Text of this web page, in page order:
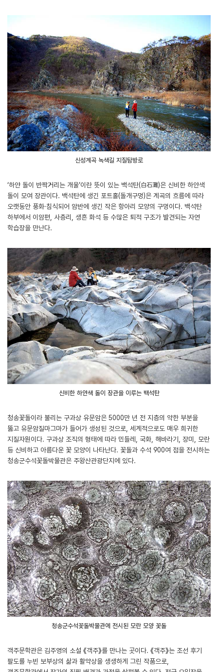
신성계곡 녹색길 지질탐방로
‘하얀 돌이 반짝거리는 개울’이란 뜻이 있는 백석탄(白石灘)은 신비한 하얀색
돌이 모여 장관이다. 백석탄에 생긴 포트홀(돌개구멍)은 계곡의 흐름에 따라
오랫동안 풍화·침식되어 암반에 생긴 작은 항아리 모양의 구멍이다. 백석탄
하부에서 이암편, 사층리, 생흔 화석 등 수많은 퇴적 구조가 발견되는 자연
학습장을 만난다.
신비한 하얀색 돌이 장관을 이루는 백석탄
청송꽃돌이라 불리는 구과상 유문암은 5000만 년 전 지층의 약한 부분을
뚫고 유문암질마그마가 들어가 생성된 것으로, 세계적으로도 매우 희귀한
지질자원이다. 구과상 조직의 형태에 따라 민들레, 국화, 해바라기, 장미, 모란
등 신비하고 아름다운 꽃 모양이 나타난다. 꽃돌과 수석 900여 점을 전시하는
청송군수석꽃돌박물관은 주왕산관광단지에 있다.
청송군수석꽃돌박물관에 전시된 모란 모양 꽃돌
객주문학관은 김주영의 소설 《객주》를 만나는 곳이다. 《객주》는 조선 후기
팔도를 누빈 보부상의 삶과 활약상을 생생하게 그린 작품으로,